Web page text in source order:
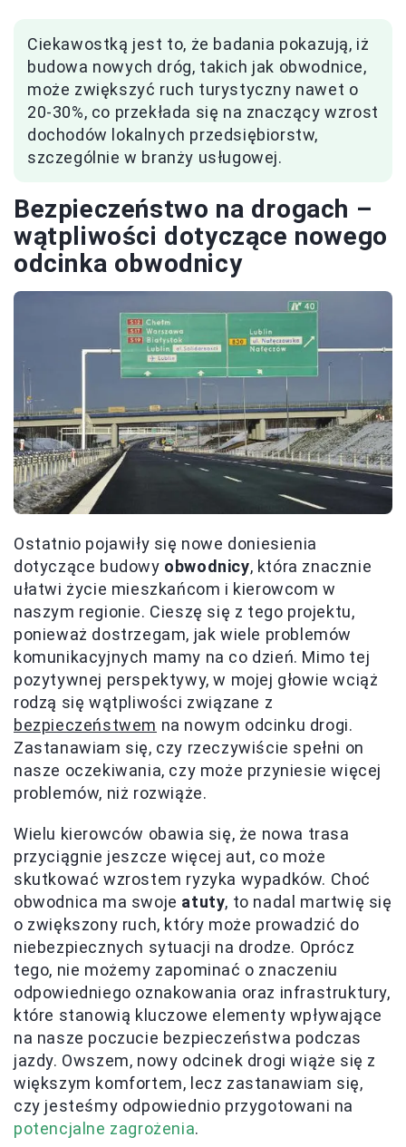
Ciekawostką jest to, że badania pokazują, iż
budowa nowych dróg, takich jak obwodnice,
może zwiększyć ruch turystyczny nawet o
20-30%, co przekłada się na znaczący wzrost
dochodów lokalnych przedsiębiorstw,
szczególnie w branży usługowej.
Bezpieczeństwo na drogach –
wątpliwości dotyczące nowego
odcinka obwodnicy
Ostatnio pojawiły się nowe doniesienia
dotyczące budowy obwodnicy, która znacznie
ułatwi życie mieszkańcom i kierowcom w
naszym regionie. Cieszę się z tego projektu,
ponieważ dostrzegam, jak wiele problemów
komunikacyjnych mamy na co dzień. Mimo tej
pozytywnej perspektywy, w mojej głowie wciąż
rodzą się wątpliwości związane z
bezpieczeństwem na nowym odcinku drogi.
Zastanawiam się, czy rzeczywiście spełni on
nasze oczekiwania, czy może przyniesie więcej
problemów, niż rozwiąże.
Wielu kierowców obawia się, że nowa trasa
przyciągnie jeszcze więcej aut, co może
skutkować wzrostem ryzyka wypadków. Choć
obwodnica ma swoje atuty, to nadal martwię się
o zwiększony ruch, który może prowadzić do
niebezpiecznych sytuacji na drodze. Oprócz
tego, nie możemy zapominać o znaczeniu
odpowiedniego oznakowania oraz infrastruktury,
które stanowią kluczowe elementy wpływające
na nasze poczucie bezpieczeństwa podczas
jazdy. Owszem, nowy odcinek drogi wiąże się z
większym komfortem, lecz zastanawiam się,
czy jesteśmy odpowiednio przygotowani na
potencjalne zagrożenia.